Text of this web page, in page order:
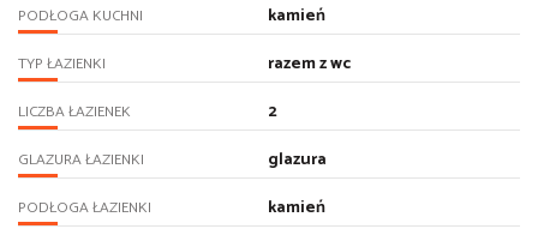
PODŁOGA KUCHNI kamień
TYP ŁAZIENKI razem z wc
LICZBA ŁAZIENEK 2
GLAZURA ŁAZIENKI glazura
PODŁOGA ŁAZIENKI kamień